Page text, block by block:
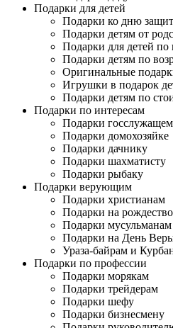
Подарки для детей
Подарки ко дню
Подарки детям от
Подарки для детей по
Подарки детям по
Оригинальные
Игрушки в подарок
Подарки детям по
Подарки по интересам
Подарки
Подарки домохозяйке
Подарки дачнику
Подарки шахматисту
Подарки рыбаку
Подарки верующим
Подарки христианам
Подарки на рождество
Подарки мусульманам
Подарки на День
Ураза-байрам и
Подарки по профессии
Подарки морякам
Подарки трейдерам
Подарки шефу
Подарки бизнесмену